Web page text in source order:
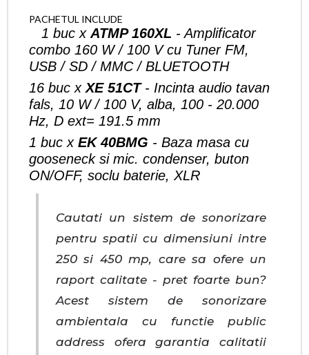
PACHETUL INCLUDE
1 buc x ATMP 160XL - Amplificator
combo 160 W / 100 V cu Tuner FM,
USB / SD / MMC / BLUETOOTH
16 buc x XE 51CT- Incinta audio tavan
fals, 10 W / 100 V, alba, 100 - 20.000
Hz, D ext= 191.5 mm
1 buc x EK 40BMG - Baza masa cu
gooseneck si mic. condenser, buton
ON/OFF, soclu baterie, XLR
Cautati un sistem de sonorizare
pentru spatii cu dimensiuni intre
250 si 450 mp, care sa ofere un
raport calitate - pret foarte bun?
Acest sistem de sonorizare
ambientala cu functie public
address ofera garantia calitatii